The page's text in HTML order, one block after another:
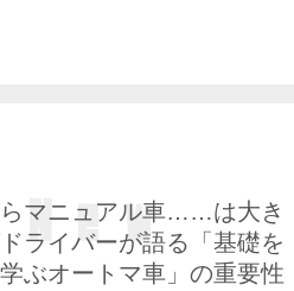
マニュアル車……は大き
ライバーが語る「基礎を
学ぶオートマ車」の重要性